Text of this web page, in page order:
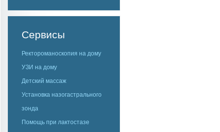
Сервисы
Ректороманоскопия на дому
УЗИ на дому
Детский массаж
Установка назогастрального
зонда
Помощь при лактостазе